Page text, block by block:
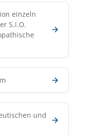
einzeln
S.I.O.
und